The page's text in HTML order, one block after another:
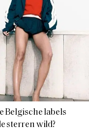
Belgische labels
sterren wild?